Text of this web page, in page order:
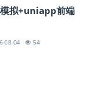
模拟+uniapp前端
08-04 54